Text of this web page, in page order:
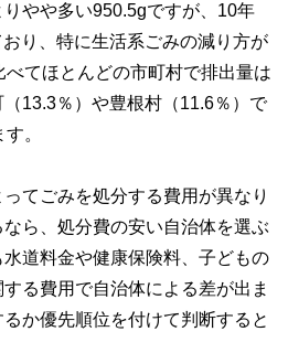
やや多い950.5gですが、10年
り、特に生活系ごみの減り方が
てほとんどの市町村で排出量は
13.3％）や豊根村（11.6％）で
。
てごみを処分する費用が異なり
ら、処分費の安い自治体を選ぶ
道料金や健康保険料、子どもの
る費用で自治体による差が出ま
か優先順位を付けて判断すると